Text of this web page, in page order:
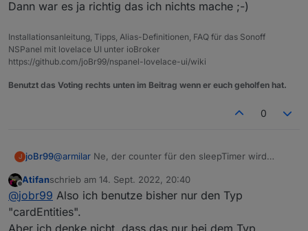
Dann war es ja richtig das ich nichts mache ;-)
Installationsanleitung, Tipps, Alias-Definitionen, FAQ für das Sonoff
NSPanel mit lovelace UI unter ioBroker
https://github.com/joBr99/nspanel-lovelace-ui/wiki
Benutzt das Voting rechts unten im Beitrag wenn er euch geholfen hat.
0
J joBr99@armilar Ne, der counter für den sleepTimer wird
muss man gar nix machen.@Atifan
seitentyp hast du das problem?
Offline
Atifanschrieb am 14. Sept. 2022, 20:40
zuletzt editiert von
@jobr99 Also ich benutze bisher nur den Typ
"cardEntities".
Aber ich denke nicht, dass das nur bei dem Typ